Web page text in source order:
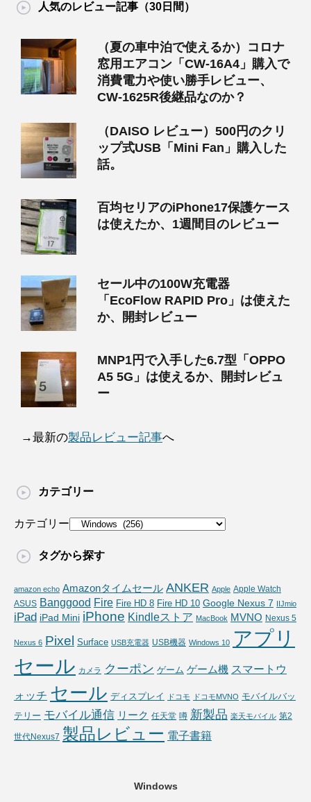
人気のレビュー記事（30日間）
（夏の車中泊で使えるか）コロナ
窓用エアコン「CW-16A4」購入で
消費電力や使い勝手レビュー、
CW-1625R後継品なのか？
（DAISO レビュー）500円のクリ
ップ式USB「Mini Fan」購入した
話。
百均セリアのiPhone17保護ケース
は使えたか、1週間目のレビュー
セール中の100W充電器
「EcoFlow RAPID Pro」は使えた
か、開封レビュー
MNP1円で入手した6.7型「OPPO
A5 5G」は使えるか、開封レビュ
ー
→最新の製品レビュー記事へ
カテゴリー
カテゴリー
タグから探す
amazon echo Amazonタイムセール ANKER Apple Apple Watch
ASUS Banggood Fire Fire HD 8 Fire HD 10 Google Nexus 7 IIJmio
iPad iPad Mini iPhone Kindleストア MacBook MVNO Nexus 5
Nexus 6 Pixel Surface USB充電器 USB機器 Windows 10 アプリ
セール カメラ クーポン ゲーム ゲーム機 スマートウ
ォッチ セール ディスプレイ ドコモ ドコモMVNO モバイルバッ
テリー モバイル通信 リーク 任天堂 噂 新製品 楽天モバイル 第2
世代Nexus7 製品レビュー 電子書籍
Windows